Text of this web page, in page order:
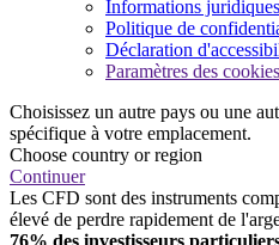
Informations juridiques
Politique de
Déclaration
Paramètres des cookies
Choisissez un autre pays ou une
spécifique à votre emplacement.
Choose country or region
Continuer
Les CFD sont des instruments
élevé de perdre rapidement de
76% des investisseurs